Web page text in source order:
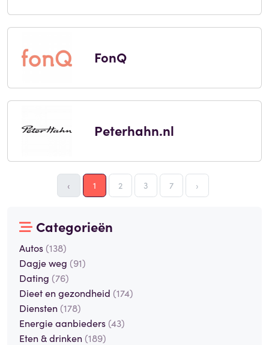
FonQ
Peterhahn.nl
‹ 1 2 3 7 ›
Categorieën
Autos (138)
Dagje weg (91)
Dating (76)
Dieet en gezondheid (174)
Diensten (178)
Energie aanbieders (43)
Eten & drinken (189)